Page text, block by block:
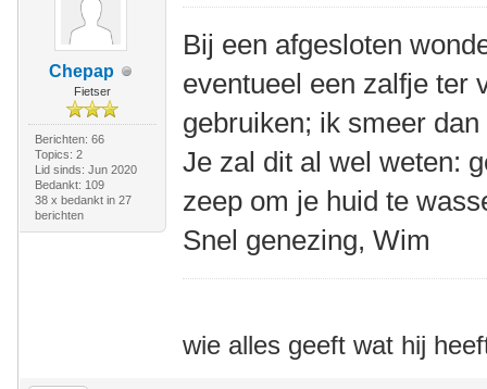
Chepap
Fietser
Berichten: 66
Topics: 2
Lid sinds: Jun 2020
Bedankt: 109
38 x bedankt in 27
berichten
Bij een afgesloten
eventueel een zalfje ter
gebruiken; ik smeer
Je zal dit al wel weten:
zeep om je huid te
Snel genezing, Wim
wie alles geeft wat hij